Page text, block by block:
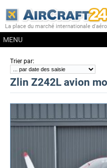
La place du marché internationale
MENU
Trier par:
Zlin Z242L avion